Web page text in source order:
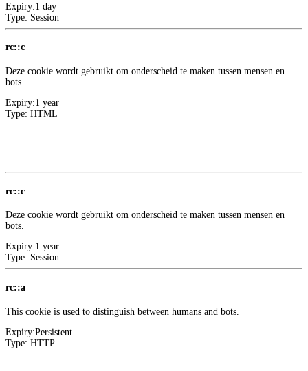
Expiry:1 day
Type: Session
rc::c
Deze cookie wordt gebruikt om onderscheid te maken tussen mensen en
bots.
Expiry:1 year
Type: HTML
rc::c
Deze cookie wordt gebruikt om onderscheid te maken tussen mensen en
bots.
Expiry:1 year
Type: Session
rc::a
This cookie is used to distinguish between humans and bots.
Expiry:Persistent
Type: HTTP